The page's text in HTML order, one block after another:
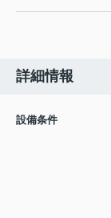
詳細情報
設備条件